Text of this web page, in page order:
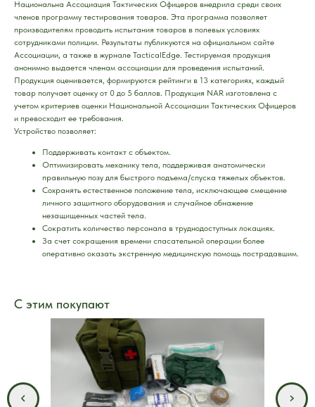
Национальна Ассоциация Тактических Офицеров внедрила среди своих
членов программу тестирования товаров. Эта программа позволяет
производителям проводить испытания товаров в полевых условиях
сотрудниками полиции. Результаты публикуются на официальном сайте
Ассоциации, а также в журнале TacticalEdge. Тестируемая продукция
анонимно выдается членам ассоциации для проведения испытаний.
Продукция оценивается, формируются рейтинги в 13 категориях, каждый
товар получает оценку от 0 до 5 баллов. Продукция NAR изготовлена с
учетом критериев оценки Национальной Ассоциации Тактических Офицеров
и превосходит ее требования.
Устройство позволяет:
Поддерживать контакт с объектом.
Оптимизировать механику тела, поддерживая анатомически
правильную позу для быстрого подъема/спуска тяжелых объектов.
Сохранять естественное положение тела, исключающее смещение
личного защитного оборудования и случайное обнажение
незащищенных частей тела.
Сократить количество персонала в труднодоступных локациях.
За счет сокращения времени спасательной операции более
оперативно оказать экстренную медицинскую помощь пострадавшим.
С этим покупают